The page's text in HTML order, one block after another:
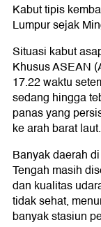
Kabut tipis
Lumpur sejak
Situasi kabut
Khusus ASEAN
17.22 waktu
sedang hingga
panas yang
ke arah barat laut.
Banyak daerah
Tengah masih
dan kualitas
tidak sehat,
banyak stasiun